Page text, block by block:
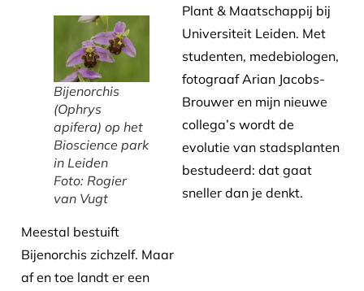
Bijenorchis
(Ophrys
apifera) op het
Bioscience park
in Leiden
Foto: Rogier
van Vugt
Meestal bestuift
Bijenorchis zichzelf. Maar
af en toe landt er een
Plant & Maatschappij bij
Universiteit Leiden. Met
studenten, medebiologen,
fotograaf Arian Jacobs-
Brouwer en mijn nieuwe
collega’s wordt de
evolutie van stadsplanten
bestudeerd: dat gaat
sneller dan je denkt.